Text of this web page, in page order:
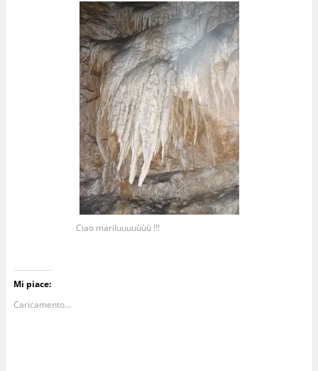
Ciao mariluuuuùùù !!!
Mi piace:
Caricamento...